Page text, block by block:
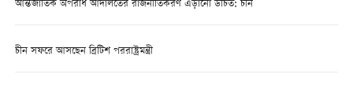
আন্তর্জাতিক অপরাধ আদালতের রাজনীতিকরণ এড়ানো উচিত: চীন
চীন সফরে আসছেন ব্রিটিশ পররাষ্ট্রমন্ত্রী